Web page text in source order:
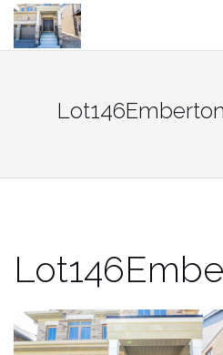
Skip
content